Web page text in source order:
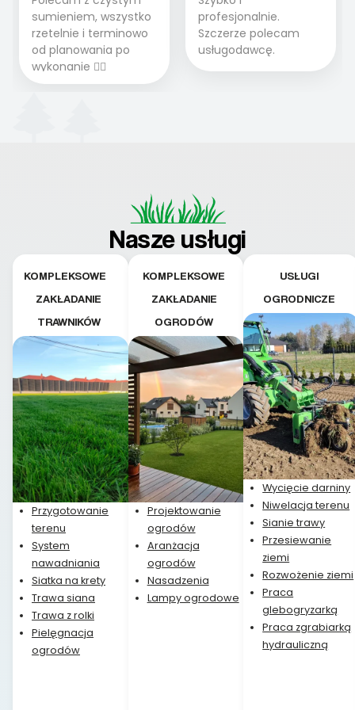
sumieniem, wszystko
rzetelnie i terminowo
od planowania po
wykonanie 👍🏻
profesjonalnie.
Szczerze polecam
usługodawcę.
Nasze usługi
KOMPLEKSOWE
ZAKŁADANIE
TRAWNIKÓW
Przygotowanie
terenu
System
nawadniania
Siatka na krety
Trawa siana
Trawa z rolki
Pielęgnacja
ogrodów
KOMPLEKSOWE
ZAKŁADANIE
OGRODÓW
Projektowanie
ogrodów
Aranżacja
ogrodów
Nasadzenia
Lampy ogrodowe
USŁUGI
OGRODNICZE
Wycięcie darniny
Niwelacja terenu
Sianie trawy
Przesiewanie
ziemi
Rozwożenie ziemi
Praca
glebogryzarką
Praca zgrabiarką
hydrauliczną